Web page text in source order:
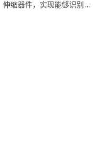
伸缩器件，实现能够识别动